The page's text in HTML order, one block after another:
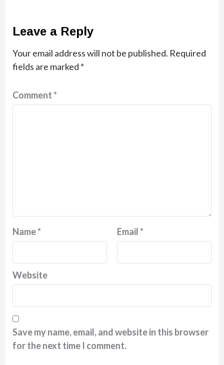
Leave a Reply
Your email address will not be published. Required
fields are marked *
Comment*
Name* Email*
Website
Save my name, email, and website in this browser
for the next time I comment.